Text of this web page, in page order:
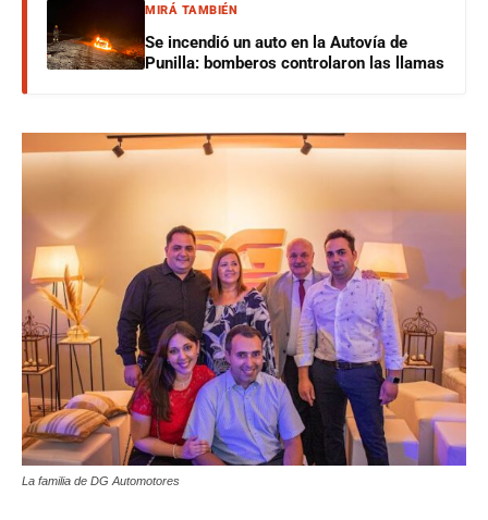
MIRÁ TAMBIÉN
Se incendió un auto en la Autovía de
Punilla: bomberos controlaron las llamas
La familia de DG Automotores